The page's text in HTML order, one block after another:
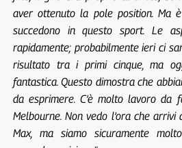
aver ottenuto la pole position. Ma
succedono in questo sport. Le
rapidamente; probabilmente ieri ci
risultato tra i primi cinque, ma
fantastica. Questo dimostra che
da esprimere. C’è molto lavoro
Melbourne. Non vedo l’ora che
Max, ma siamo sicuramente